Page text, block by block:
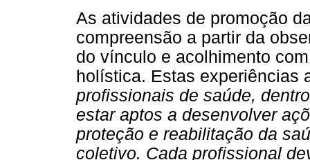
As atividades de promoção
compreensão a partir da
do vínculo e acolhimento
holística. Estas experiências
profissionais de saúde,
estar aptos a desenvolver
proteção e reabilitação da
coletivo. Cada profissional